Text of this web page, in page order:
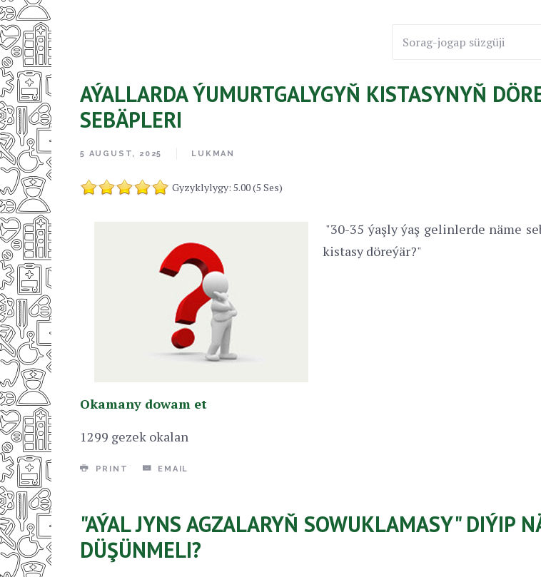
AÝALLARDA ÝUMURTGALYGYŇ KISTASYNYŇ
SEBÄPLERI
5 AUGUST, 2025 LUKMAN
Gyzyklylygy: 5.00 (5 Ses)
"30-35 ýaşly ýaş gelinlerde näme
kistasy döreýär?"
Okamany dowam et
1299 gezek okalan
PRINT EMAIL
"AÝAL JYNS AGZALARYŇ SOWUKLAMASY" DIÝIP
DÜŞÜNMELI?